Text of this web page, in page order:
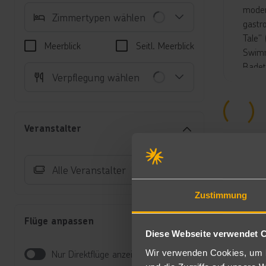
Zustimmung
Diese Webseite verwendet
Wir verwenden Cookies,
Zimmertypen wählen
Meerblick Seitl. Meerblick
Verpflegung wählen
Veranstalter
Alle Veranstalter
Flüge anpassen
Nur Direktflüge anzeigen
Tale"